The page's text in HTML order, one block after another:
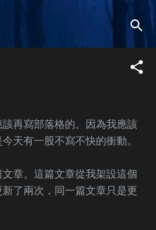
content
再寫部落格的。因為我應該
天有一股不寫不快的衝動。
章。這篇文章從我架設這個
了兩次，同一篇文章只是更